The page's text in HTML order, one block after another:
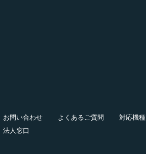
お問い合わせ よくあるご質問
対応機種
法人窓口